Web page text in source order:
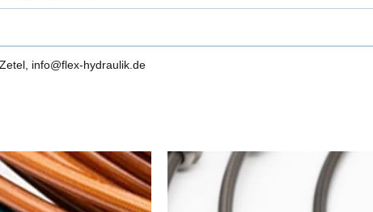
info@flex-hydraulik.de